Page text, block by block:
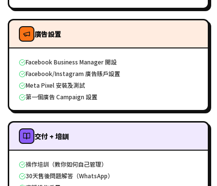
廣告設置
Facebook Business Manager 開設
Facebook/Instagram 廣告賬戶設置
Meta Pixel 安裝及測試
第一個廣告 Campaign 設置
交付 + 培訓
操作培訓（教你如何自己管理）
30天售後問題解答（WhatsApp）